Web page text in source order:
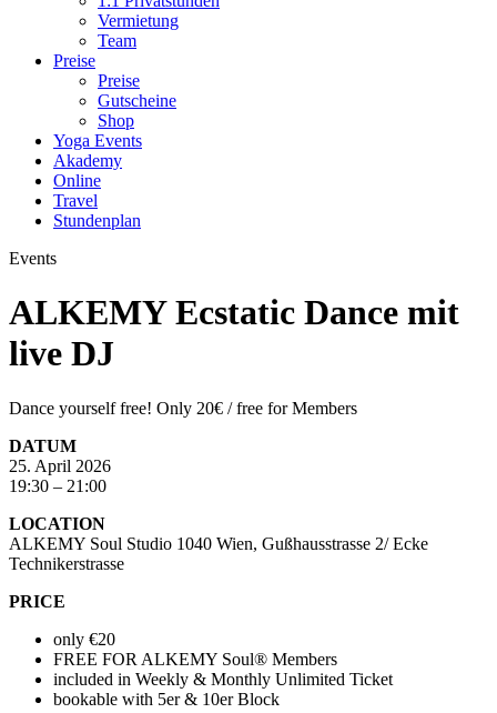
Vermietung
Team
Preise
Preise
Gutscheine
Shop
Yoga Events
Akademy
Online
Travel
Stundenplan
Events
ALKEMY Ecstatic Dance mit
live DJ
Dance yourself free! Only 20€ / free for Members
DATUM
25. April 2026
19:30 – 21:00
LOCATION
ALKEMY Soul Studio 1040 Wien, Gußhausstrasse 2/ Ecke
Technikerstrasse
PRICE
only €20
FREE FOR ALKEMY Soul® Members
included in Weekly & Monthly Unlimited Ticket
bookable with 5er & 10er Block